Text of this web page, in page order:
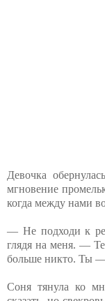
Девочка
мгновение
когда между нами
— Не подходи к
глядя на меня. —
больше никто. Ты
Соня тянула ко